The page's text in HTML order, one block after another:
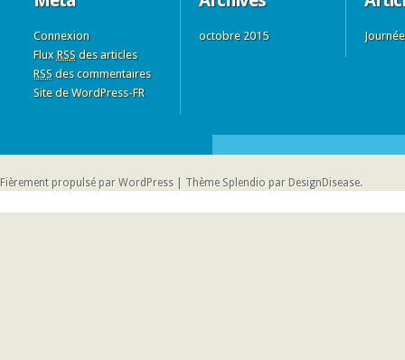
Connexion
Flux RSSdes articles
RSSdes commentaires
Site de WordPress-FR
octobre 2015
Fièrement propulsé par WordPress Thème Splendio par DesignDisease.